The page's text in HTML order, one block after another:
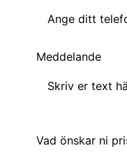
Meddelande
Vad önskar ni